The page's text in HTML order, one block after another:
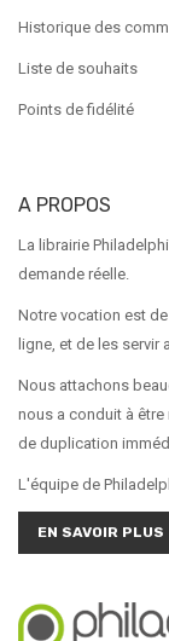
Historique des
Liste de souhaits
Points de fidélité
A PROPOS
La librairie
demande réelle.
Notre vocation est
ligne, et de les servir
Nous attachons
nous a conduit à
de duplication
L'équipe de
EN SAVOIR PLUS